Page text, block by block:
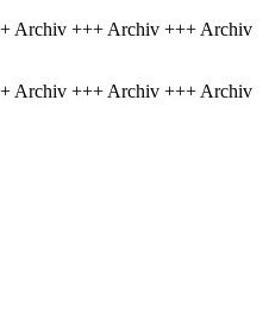
Archiv +++ Archiv +++ Archiv
Archiv +++ Archiv +++ Archiv